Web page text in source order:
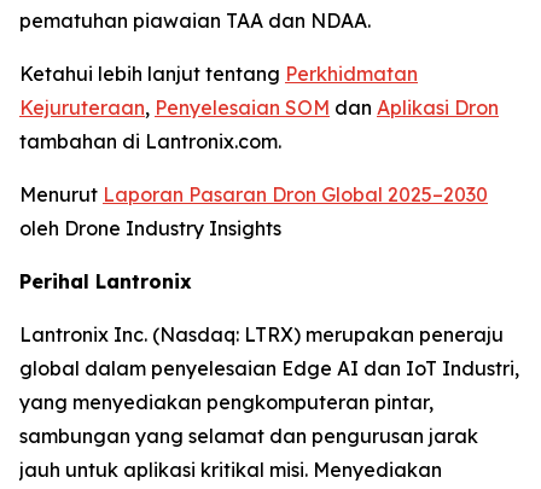
pematuhan piawaian TAA dan NDAA.
Ketahui lebih lanjut tentang Perkhidmatan
Kejuruteraan, Penyelesaian SOM dan Aplikasi Dron
tambahan di Lantronix.com.
Menurut Laporan Pasaran Dron Global 2025–2030
oleh Drone Industry Insights
Perihal Lantronix
Lantronix Inc. (Nasdaq: LTRX) merupakan peneraju
global dalam penyelesaian Edge AI dan IoT Industri,
yang menyediakan pengkomputeran pintar,
sambungan yang selamat dan pengurusan jarak
jauh untuk aplikasi kritikal misi. Menyediakan